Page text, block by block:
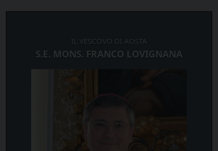
IL VESCOVO DI AOSTA
S.E. MONS. FRANCO LOVIGNANA